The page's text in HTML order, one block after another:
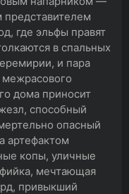
где эльфы правят
в спальных
и пара
дома приносит
способный
опасный
артефактом
копы, уличные
мечтающая
привыкший